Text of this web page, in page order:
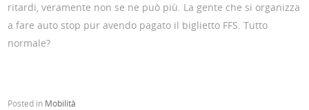
ritardi, veramente non se ne può più. La gente che si organizza
a fare auto stop pur avendo pagato il biglietto FFS. Tutto
normale?
Posted in Mobilità